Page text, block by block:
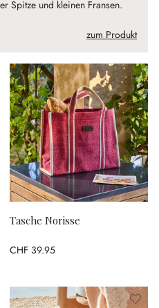
Spitze und kleinen Fransen.
zum Produkt
Tasche Norisse
CHF 39.95